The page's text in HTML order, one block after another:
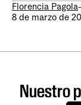
Florencia Pagola-
8 de marzo de
Nuestro